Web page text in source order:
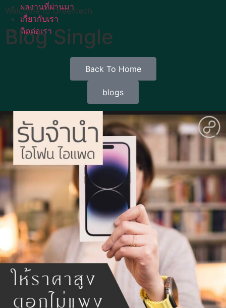
ผลงานที่ผ่านมา
เกี่ยวกับเรา
ติดต่อเรา
Welcome to Greentech
Blog Single
Back To Home
blogs